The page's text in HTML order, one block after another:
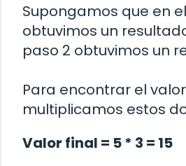
Supongamos que en
obtuvimos un
paso 2 obtuvimos un
Para encontrar el
multiplicamos estos
Valor final = 5 * 3 = 15